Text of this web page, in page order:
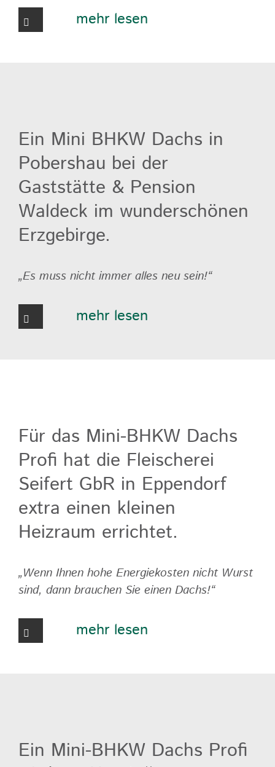
mehr lesen
Ein Mini BHKW Dachs in
Pobershau bei der
Gaststätte & Pension
Waldeck im wunderschönen
Erzgebirge.
„Es muss nicht immer alles neu sein!“
mehr lesen
Für das Mini-BHKW Dachs
Profi hat die Fleischerei
Seifert GbR in Eppendorf
extra einen kleinen
Heizraum errichtet.
„Wenn Ihnen hohe Energiekosten nicht Wurst
sind, dann brauchen Sie einen Dachs!“
mehr lesen
Ein Mini-BHKW Dachs Profi